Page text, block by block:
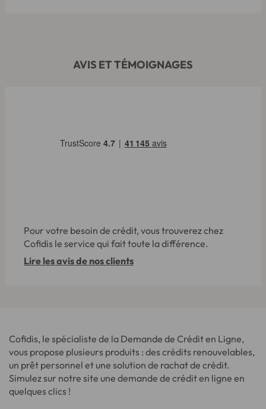
AVIS ET TÉMOIGNAGES
Pour votre besoin de crédit, vous trouverez chez
Cofidis le service qui fait toute la différence.
Lire les avis de nos clients
Cofidis, le spécialiste de la Demande de Crédit en Ligne,
vous propose plusieurs produits : des crédits renouvelables,
un prêt personnel et une solution de rachat de crédit.
Simulez sur notre site une demande de crédit en ligne en
quelques clics !